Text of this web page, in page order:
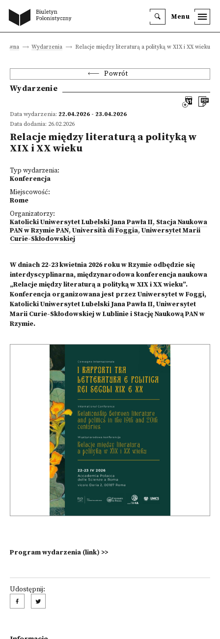
Menu
Wydarzenia Relacje między literaturą a polityką w XIX i XX wieku
Powrót
Wydarzenie
Data wydarzenia: 22.04.2026 - 23.04.2026
Data dodania: 26.02.2026
Relacje między literaturą a polityką w
XIX i XX wieku
Typ wydarzenia:
Konferencja
Miejscowość:
Rome
Organizatorzy:
Katolicki Uniwersytet Lubelski Jana Pawła II, Stacja Naukowa
PAN w Rzymie PAN, Università di Foggia, Uniwersytet Marii
Curie-Skłodowskiej
W dniach 22-23 kwietnia 2026 roku w Rzymie odbędzie się
interdyscyplinarna, międzynarodowa konferencja naukowa
„Relacje między literaturą a polityką w XIX i XX wieku”.
Konferencja organizowana jest przez Uniwersytet w Foggi,
Katolicki Uniwersytet Lubelski Jana Pawła II, Uniwersytet
Marii Curie-Skłodowskiej w Lublinie i Stację Naukową PAN w
Rzymie.
Program wydarzenia (link) >>
Udostępnij: